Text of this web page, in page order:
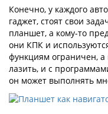
Конечно, у каждого
гаджет, стоят свои
планшет, а кому-то
они КПК и
функциям ограничен,
лазить, и с
он может выполнять